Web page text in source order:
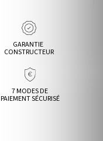
GARANTIE
CONSTRUCTEUR
7 MODES DE
PAIEMENT SÉCURISÉ